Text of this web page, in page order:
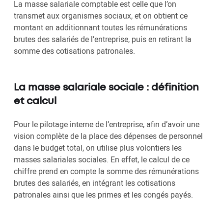
La masse salariale comptable est celle que l’on
transmet aux organismes sociaux, et on obtient ce
montant en additionnant toutes les rémunérations
brutes des salariés de l’entreprise, puis en retirant la
somme des cotisations patronales.
La masse salariale sociale : définition
et calcul
Pour le pilotage interne de l’entreprise, afin d’avoir une
vision complète de la place des dépenses de personnel
dans le budget total, on utilise plus volontiers les
masses salariales sociales. En effet, le calcul de ce
chiffre prend en compte la somme des rémunérations
brutes des salariés, en intégrant les cotisations
patronales ainsi que les primes et les congés payés.